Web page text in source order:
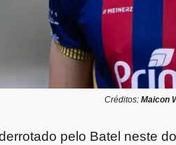
Créditos: Maicon
pelo Batel neste